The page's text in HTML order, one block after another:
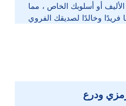
أو أسلوبك الخاص ، مما
ودرع